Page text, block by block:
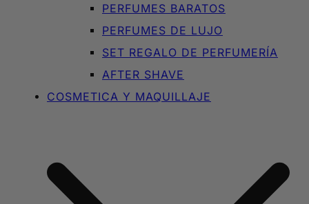
PERFUMES BARATOS
PERFUMES DE LUJO
SET REGALO DE PERFUMERÍA
AFTER SHAVE
COSMETICA Y MAQUILLAJE